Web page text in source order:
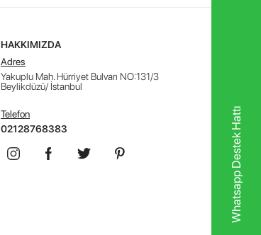
Whatsapp Destek Hattı
HAKKIMIZDA
Adres
Yakuplu Mah. Hürriyet Bulvarı NO:131/3
Beylikdüzü/ İstanbul
Telefon
02128768383